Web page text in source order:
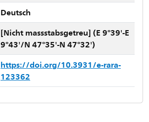
Deutsch
[Nicht massstabsgetreu] (E 9°39'-E
9°43'/N 47°35'-N 47°32')
https://doi.org/10.3931/e-rara-
123362